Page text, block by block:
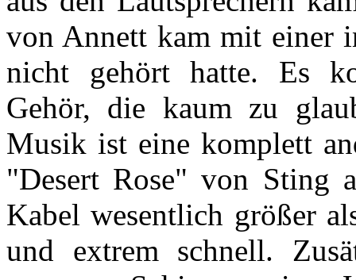
von Annett kam mit einer
nicht gehört hatte. Es
Gehör, die kaum zu
Musik ist eine komplett
"Desert Rose" von Sting
Kabel wesentlich größer
und extrem schnell.